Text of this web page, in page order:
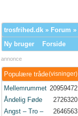
trosfrihed.dk » Forum »
Ny bruger
Forside
annonce
(visninger)
Populære tråde
Mellemrummet 20959472
Åndelig Føde
2726320
Angst – Tro –
2646563